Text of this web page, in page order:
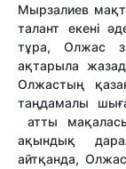
Мырзалиев
талант екені
тұра, Олжас
ақтарыла
Олжастың
таңдамалы
атты
ақындық
айтқанда,